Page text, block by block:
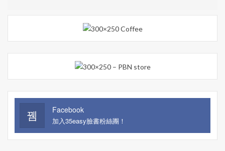
Facebook
加入35easy臉書粉絲團！